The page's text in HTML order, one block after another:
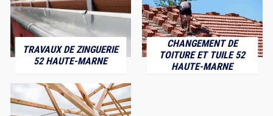
TRAVAUX DE ZINGUERIE
52 HAUTE-MARNE
CHANGEMENT DE
TOITURE ET TUILE 52
HAUTE-MARNE